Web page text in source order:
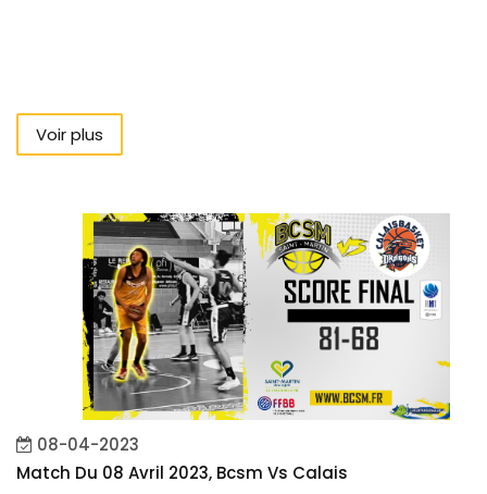
Voir plus
08-04-2023
Match Du 08 Avril 2023, Bcsm Vs Calais